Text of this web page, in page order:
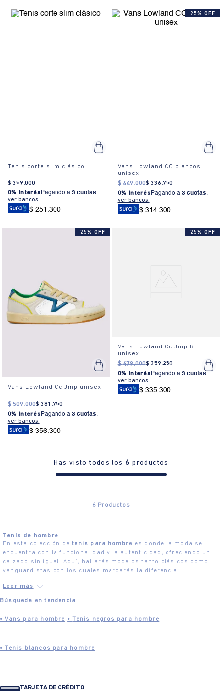
Tenis corte slim clásico
$ 359.000
0% Interés Pagando a 3 cuotas.
ver bancos.
$ 251.300
25% OFF
Vans Lowland CC blancos
unisex
$ 449.000$ 336.750
0% Interés Pagando a 3 cuotas.
ver bancos.
$ 314.300
25% OFF
Vans Lowland Cc Jmp unisex
$ 509.000$ 381 .750
0% Interés Pagando a 3 cuotas.
ver bancos.
$ 356.300
25% OFF
Vans Lowland Cc Jmp R
unisex
$ 479.000$ 359.250
0% Interés Pagando a 3 cuotas.
ver bancos.
$ 335.300
Has visto todos los 6 productos
6 Productos
Tenis de hombre
En esta colección detenis para hombre es donde la moda se
encuentra con la funcionalidad y la autenticidad, ofreciendo un
calzado sin igual. Aquí, hallarás modelos tanto clásicos como
vanguardistas con los cuales marcarás la diferencia.
Búsqueda en tendencia
•Vans para hombre •Tenis negros para hombre
•Tenis blancos para hombre
TARJETA DE CRÉDITO